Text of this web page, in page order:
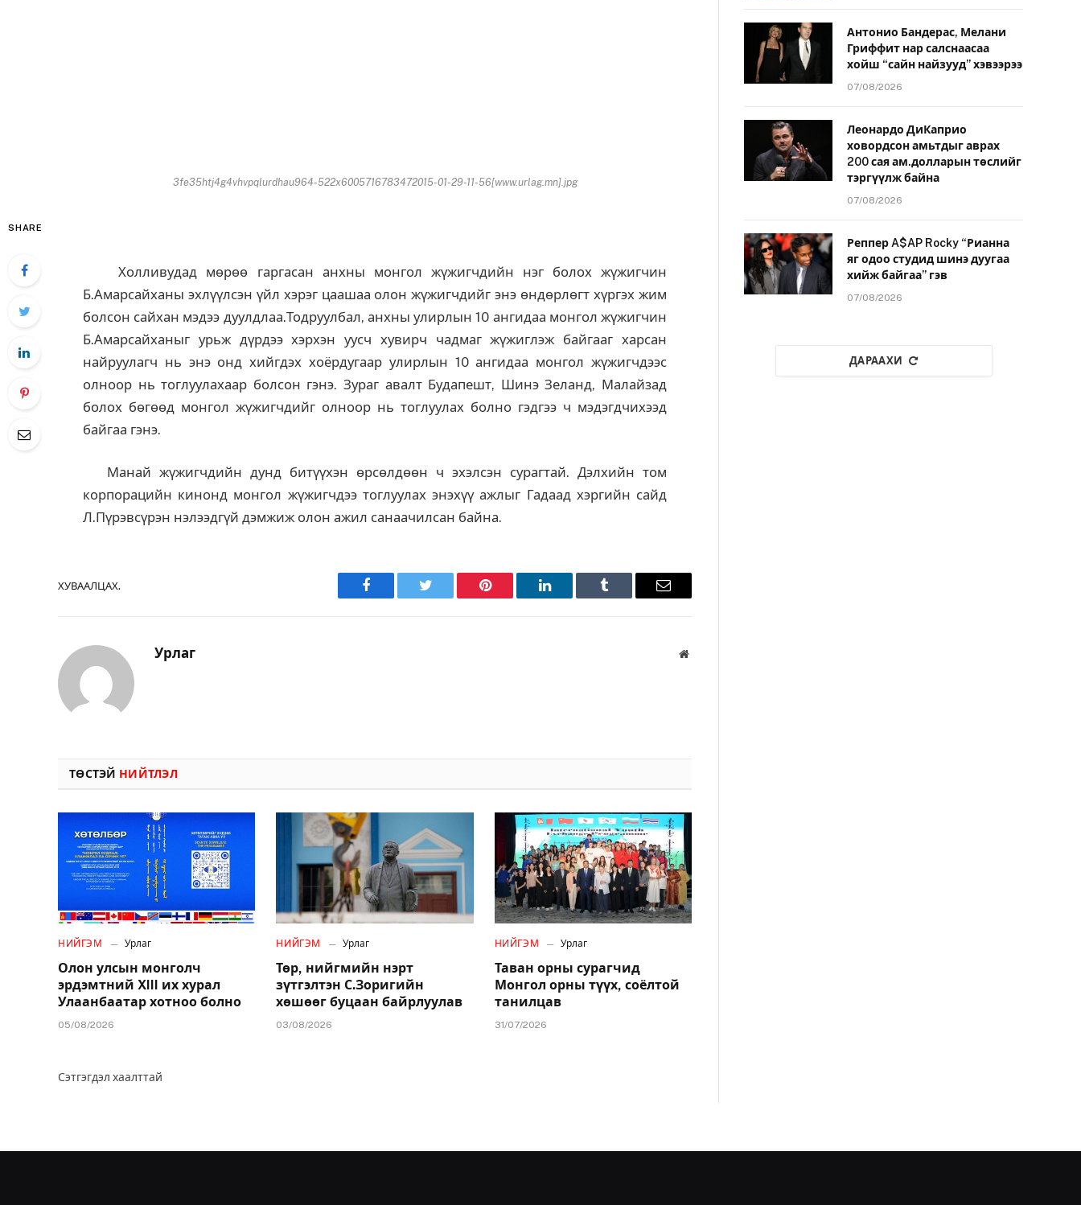
3fe35htj4g4vhvpqlurdhau964-522x6005716783472015-01-29-11-56[www.urlag.mn].jpg
SHARE
Холливудад мөрөө гаргасан анхны монгол жүжигчдийн нэг болох жүжигчин
Б.Амарсайханы эхлүүлсэн үйл хэрэг цаашаа олон жүжигчдийг энэ өндөрлөгт хүргэх жим
болсон сайхан мэдээ дуулдлаа.Тодруулбал, анхны улирлын 10 ангидаа монгол жүжигчин
Б.Амарсайханыг урьж дүрдээ хэрхэн уусч хувирч чадмаг жүжиглэж байгааг харсан
найруулагч нь энэ онд хийгдэх хоёрдугаар улирлын 10 ангидаа монгол жүжигчдээс
олноор нь тоглуулахаар болсон гэнэ. Зураг авалт Будапешт, Шинэ Зеланд, Малайзад
болох бөгөөд монгол жүжигчдийг олноор нь тоглуулах болно гэдгээ ч мэдэгдчихээд
байгаа гэнэ.
Манай жүжигчдийн дунд битүүхэн өрсөлдөөн ч эхэлсэн сурагтай. Дэлхийн том
корпорацийн кинонд монгол жүжигчдээ тоглуулах энэхүү ажлыг Гадаад хэргийн сайд
Л.Пүрэвсүрэн нэлээдгүй дэмжиж олон ажил санаачилсан байна.
ХУВААЛЦАХ.
Facebook Twitter Pinterest LinkedIn Tumblr Имэйл
Урлаг Вэбсайт
ТӨСТЭЙ НИЙТЛЭЛ
НИЙГЭМ Урлаг
Олон улсын монголч
эрдэмтний XIII их хурал
Улаанбаатар хотноо болно
05/08/2026
НИЙГЭМ Урлаг
Төр, нийгмийн нэрт
зүтгэлтэн С.Зоригийн
хөшөөг буцаан байрлуулав
03/08/2026
НИЙГЭМ Урлаг
Таван орны сурагчид
Монгол орны түүх, соёлтой
танилцав
31/07/2026
Сэтгэгдэл хаалттай
Антонио Бандерас, Мелани
Гриффит нар салснаасаа
хойш “сайн найзууд” хэвээрээ
07/08/2026
Леонардо ДиКаприо
ховордсон амьтдыг аврах
200 сая ам.долларын төслийг
тэргүүлж байна
07/08/2026
Реппер A$AP Rocky “Рианна
яг одоо студид шинэ дуугаа
хийж байгаа” гэв
07/08/2026
ДАРААХИ